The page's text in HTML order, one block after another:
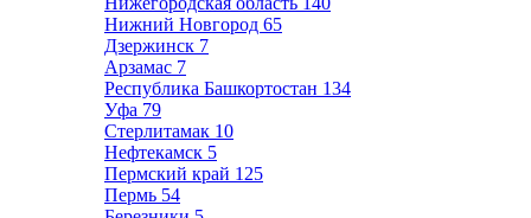
Нижний Новгород 65
Дзержинск 7
Арзамас 7
Республика Башкортостан 134
Уфа 79
Стерлитамак 10
Нефтекамск 5
Пермский край 125
Пермь 54